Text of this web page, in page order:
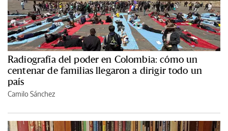
Radiografía del poder en Colombia: cómo un
centenar de familias llegaron a dirigir todo un
país
Camilo Sánchez